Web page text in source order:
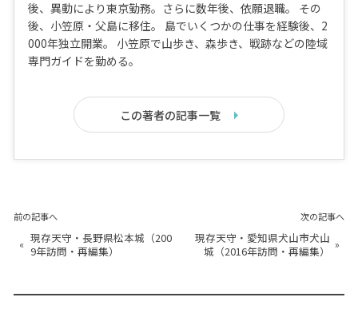
後、異動により東京勤務。さらに数年後、依願退職。 その
後、小笠原・父島に移住。 島でいくつかの仕事を経験後、2
000年独立開業。 小笠原で山歩き、森歩き、戦跡などの陸域
専門ガイドを勤める。
この著者の記事一覧
前の記事へ
« 現存天守・長野県松本城（200
9年訪問・再編集）
次の記事へ
現存天守・愛知県犬山市犬山
城（2016年訪問・再編集）
»